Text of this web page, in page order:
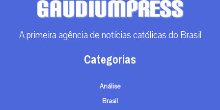
A primeira agência de notícias católicas do Brasil
Categorias
Análise
Brasil